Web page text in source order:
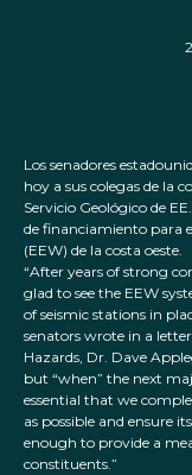
Los senadores
hoy a sus colegas de la
Servicio Geológico de
de financiamiento para
(EEW) de la costa oeste.
“After years of strong
glad to see the EEW
of seismic stations in
senators wrote in a
Hazards, Dr. Dave
but “when” the next
essential that we
as possible and ensure
enough to provide a
constituents.”